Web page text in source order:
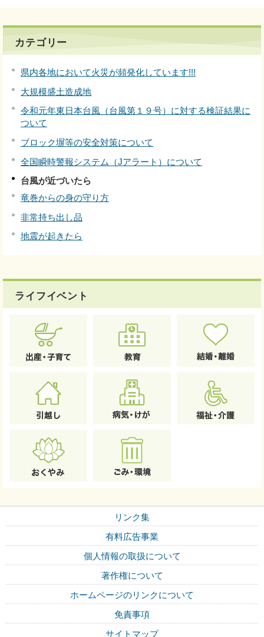
カテゴリー
県内各地において火災が頻発化しています!!!
大規模盛土造成地
令和元年東日本台風（台風第１９号）に対する検証結果に
ついて
ブロック塀等の安全対策について
全国瞬時警報システム（Jアラート）について
台風が近づいたら
竜巻からの身の守り方
非常持ち出し品
地震が起きたら
ライフイベント
リンク集
有料広告事業
個人情報の取扱について
著作権について
ホームページのリンクについて
免責事項
サイトマップ